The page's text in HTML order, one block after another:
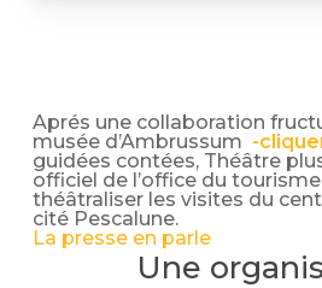
Aprés une collaboration
musée d’Ambrussum -
guidées contées, Théâtre
officiel de l’office du
théâtraliser les visites du
cité Pescalune.
La presse en parle
Une